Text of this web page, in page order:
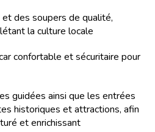
des soupers de qualité,
la culture locale
confortable et sécuritaire pour
guidées ainsi que les entrées
historiques et attractions, afin
et enrichissant